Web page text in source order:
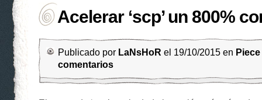
Acelerar ‘scp’ un 800%
Publicado por LaNsHoR el 19/10/2015 en
comentarios